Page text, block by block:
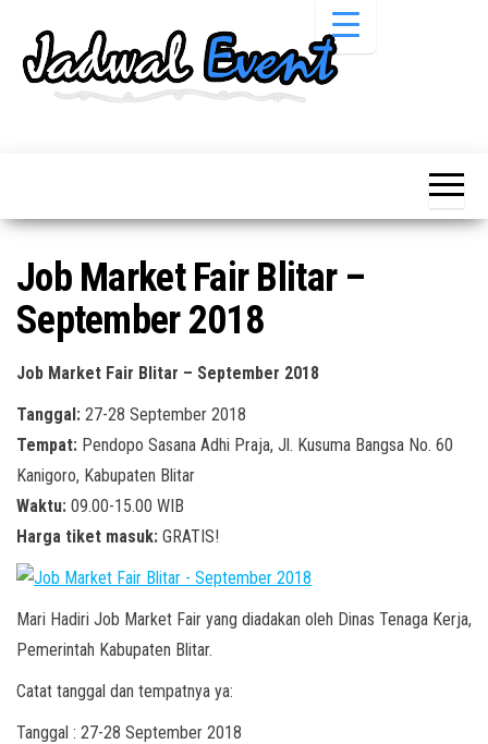
Pameran,
Acara &
Promo
Terbaru
Pameran,
Bazaar,
Workshop,
Job Fair,
Lomba dll.
Job Market Fair Blitar –
September 2018
Job Market Fair Blitar – September 2018
Tanggal: 27-28 September 2018
Tempat: Pendopo Sasana Adhi Praja, Jl. Kusuma Bangsa No. 60
Kanigoro, Kabupaten Blitar
Waktu: 09.00-15.00 WIB
Harga tiket masuk: GRATIS!
Mari Hadiri Job Market Fair yang diadakan oleh Dinas Tenaga Kerja,
Pemerintah Kabupaten Blitar.
Catat tanggal dan tempatnya ya:
Tanggal : 27-28 September 2018